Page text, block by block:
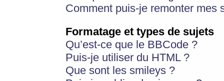
Comment puis-je remonter mes
Formatage et types de sujets
Qu’est-ce que le BBCode ?
Puis-je utiliser du HTML ?
Que sont les smileys ?